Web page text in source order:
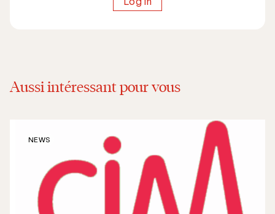
Aussi intéressant pour vous
NEWS